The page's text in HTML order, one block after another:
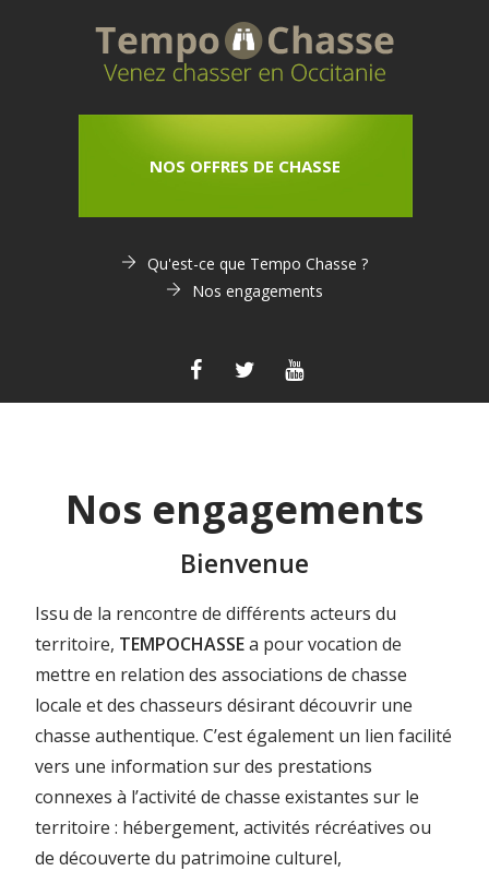
NOS OFFRES DE CHASSE
Qu'est-ce que Tempo Chasse ?
Nos engagements
Nos engagements
Bienvenue
Issu de la rencontre de différents acteurs du
territoire, TEMPOCHASSEa pour vocation de
mettre en relation des associations de chasse
locale et des chasseurs désirant découvrir une
chasse authentique. C’est également un lien facilité
vers une information sur des prestations
connexes à l’activité de chasse existantes sur le
territoire : hébergement, activités récréatives ou
de découverte du patrimoine culturel,